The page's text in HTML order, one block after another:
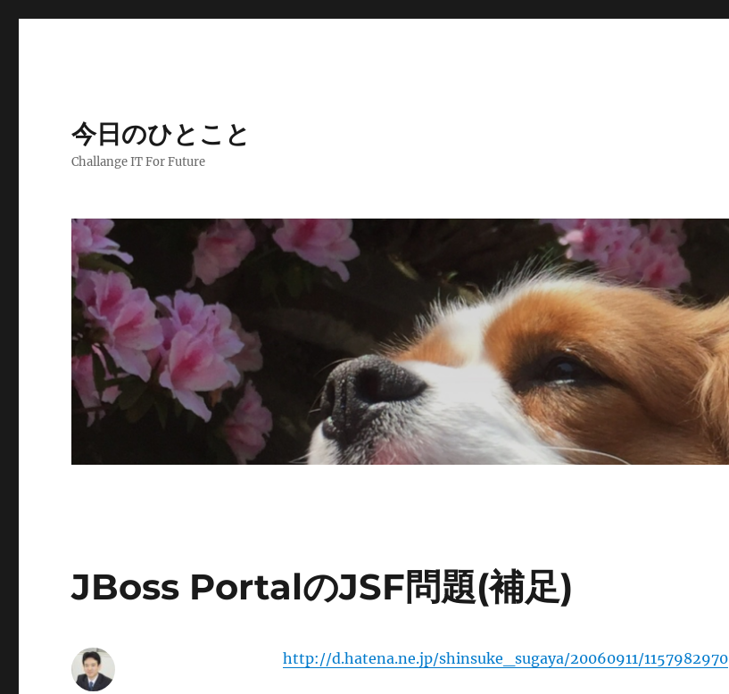
今日のひとこと
Challange IT For Future
JBoss PortalのJSF問題(補足)
http://d.hatena.ne.jp/shinsuke_sugaya/20060911/1157982970